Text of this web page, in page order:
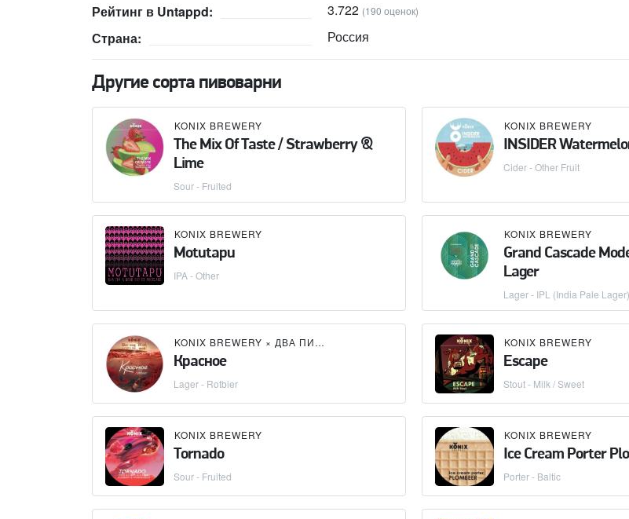
Рейтинг в Untappd:
3.722 (190 оценок)
Страна: Россия
Другие сорта пивоварни
KONIX BREWERY
The Mix Of Taste / Strawberry &
Lime
Sour - Fruited
KONIX BREWERY
INSIDER
Cider - Other Fruit
KONIX BREWERY
Motutapu
IPA - Other
KONIX BREWERY
Grand Cascade
Lager
Lager - IPL (India Pale Lager)
KONIX BREWERY × ДВА ПИВА, ПЖЛСТ!
Красное
Lager - Rotbier
KONIX BREWERY
Escape
Stout - Milk / Sweet
KONIX BREWERY
Tornado
Sour - Fruited
KONIX BREWERY
Ice Cream Porter
Porter - Baltic